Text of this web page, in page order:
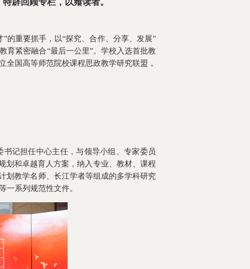
辟回顾专栏，以飨读者。
重要抓手，以“探究、合作、分享、发展”
育紧密融合“最后一公里”。学校入选首批教
国高等师范院校课程思政教学研究联盟，
记担任中心主任，与领导小组、专家委员
划和卓越育人方案，纳入专业、教材、课程
划教学名师、长江学者等组成的多学科研究
一系列规范性文件。